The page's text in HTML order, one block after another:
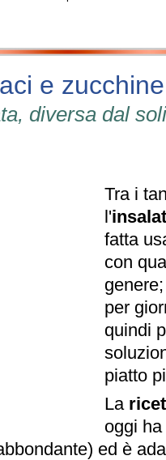
e zucchine
diversa dal
Tra i
l'
fatta
con
per
quindi
piatto
La
oggi
ed è